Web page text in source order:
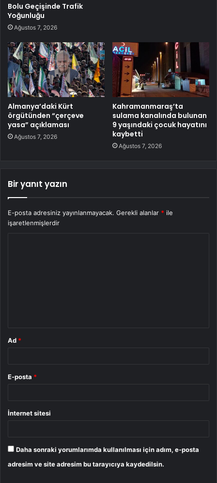
Bolu Geçişinde Trafik
Yoğunluğu
Ağustos 7, 2026
Almanya’daki Kürt
örgütünden “çerçeve
yasa” açıklaması
Ağustos 7, 2026
Kahramanmaraş’ta
sulama kanalında bulunan
9 yaşındaki çocuk hayatını
kaybetti
Ağustos 7, 2026
Bir yanıt yazın
E-posta adresiniz yayınlanmayacak. Gerekli alanlar * ile
işaretlenmişlerdir
Ad *
E-posta *
İnternet sitesi
Daha sonraki yorumlarımda kullanılması için adım, e-posta
adresim ve site adresim bu tarayıcıya kaydedilsin.